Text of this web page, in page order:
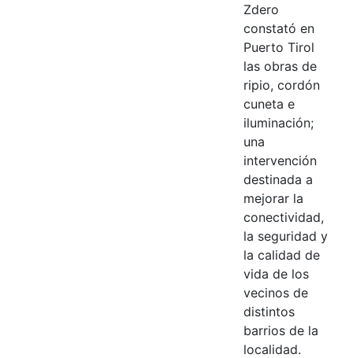
Zdero
constató en
Puerto Tirol
las obras de
ripio, cordón
cuneta e
iluminación;
una
intervención
destinada a
mejorar la
conectividad,
la seguridad y
la calidad de
vida de los
vecinos de
distintos
barrios de la
localidad.